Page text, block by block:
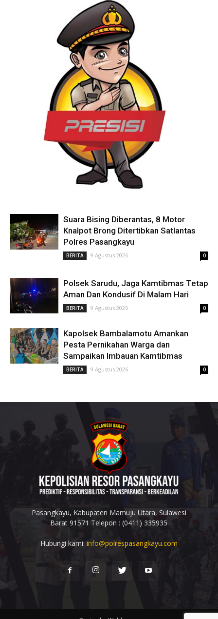
Suara Bising Diberantas, 8 Motor
Knalpot Brong Ditertibkan Satlantas
Polres Pasangkayu
BERITA 9 Agustus 2026 0
Polsek Sarudu, Jaga Kamtibmas Tetap
Aman Dan Kondusif Di Malam Hari
BERITA 9 Agustus 2026 0
Kapolsek Bambalamotu Amankan
Pesta Pernikahan Warga dan
Sampaikan Imbauan Kamtibmas
BERITA 9 Agustus 2026 0
Pasangkayu, Kabupaten Mamuju Utara, Sulawesi
Barat 91571 Telepon : (0411) 335935
Hubungi kami: info@polrespasangkayu.com